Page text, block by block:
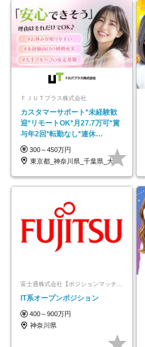
ＦＪＵＴプラス株式会社
カスタマーサポート*未経験歓
迎*リモートOK*月27.7万可*賞
与年2回*転勤なし*連休
OK/ZE010232
300～450万円
東京都_神奈川県_千葉県_大阪府_愛知県…
富士通株式会社【ポジションマッチ登録】
IT系オープンポジション
400～900万円
神奈川県